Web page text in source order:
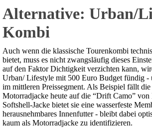
Alternative: Urban/
Kombi
Auch wenn die klassische Tourenkombi
bietet, muss es nicht zwangsläufig dieses
auf den Faktor Dichtigkeit verzichten kann,
Urban/ Lifestyle mit 500 Euro Budget fündig -
im mittleren Preissegment. Als Beispiel fällt
Motorradjacke heute auf die “Drift Camo”
Softshell-Jacke bietet sie eine wasserfeste
herausnehmbares Innenfutter - bleibt dabei
kaum als Motorradjacke zu identifizieren.